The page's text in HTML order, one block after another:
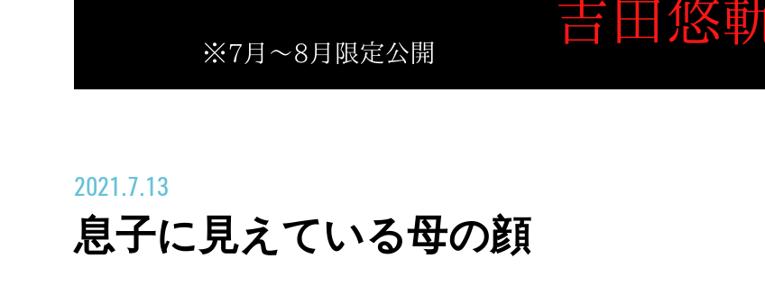
2021.7.13
息子に見えている母の顔